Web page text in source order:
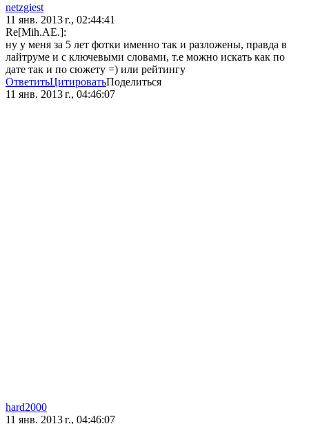
netzgiest
11 янв. 2013 г., 02:44:41
Re[Mih.AE.]:
ну у меня за 5 лет фотки именно так и разложены, правда в
лайтруме и с ключевыми словами, т.е можно искать как по
дате так и по сюжету =) или рейтингу
ОтветитьЦитироватьПоделиться
11 янв. 2013 г., 04:46:07
hard2000
11 янв. 2013 г., 04:46:07